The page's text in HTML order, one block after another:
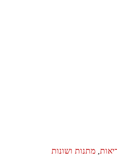
, מתנות ושונות